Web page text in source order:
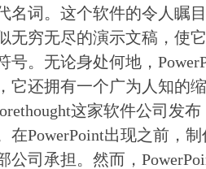
名词。这个软件的令人瞩
无穷无尽的演示文稿，使
号。无论身处何地，
还拥有一个广为人知的缩
这家软件公司发
在PowerPoint出现之前，
公司承担。然而，